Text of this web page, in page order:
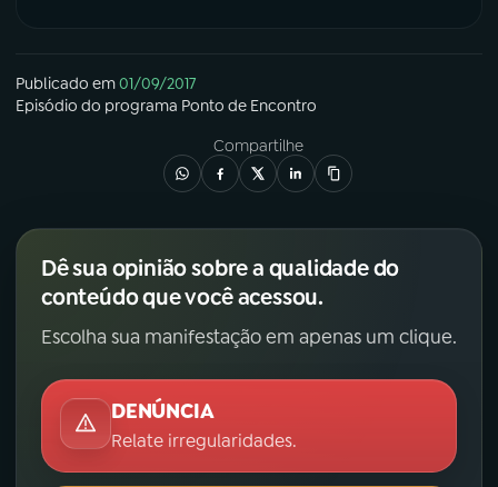
Publicado em01/09/2017
Episódio do programa Ponto de Encontro
Compartilhe
Dê sua opinião sobre a qualidade do
conteúdo que você acessou.
Escolha sua manifestação em apenas um clique.
DENÚNCIA
Relate irregularidades.